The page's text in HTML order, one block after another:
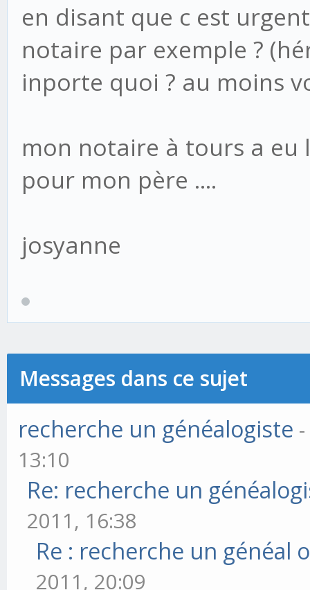
en disant que c est
notaire par exemple ?
inporte quoi ? au moins
mon notaire à tours a eu
pour mon père ....
josyanne
Messages dans ce sujet
recherche un généalogiste
13:10
Re: recherche un
2011, 16:38
Re : recherche un généal
2011, 20:09